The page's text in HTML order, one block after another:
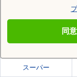
同
弘前市の施設一覧
スーパー